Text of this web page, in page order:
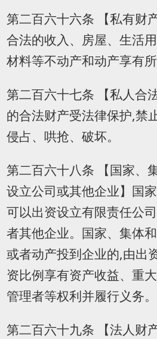
第二百六十六条 【私有财
合法的收入、房屋、生活
材料等不动产和动产享有所
第二百六十七条 【私人合
的合法财产受法律保护,禁
侵占、哄抢、破坏。
第二百六十八条 【国家、
设立公司或其他企业】国
可以出资设立有限责任公
者其他企业。国家、集体
或者动产投到企业的,由出
资比例享有资产收益、重
管理者等权利并履行义务。
第二百六十九条 【法人财